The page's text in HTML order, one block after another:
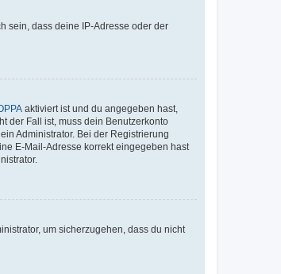
sein, dass deine IP-Adresse oder der
aktiviert ist und du angegeben hast,
der Fall ist, muss dein Benutzerkonto
Administrator. Bei der Registrierung
E-Mail-Adresse korrekt eingegeben hast
um sicherzugehen, dass du nicht